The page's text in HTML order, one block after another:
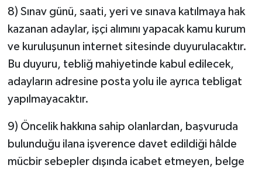
8) Sınav günü, saati, yeri ve sınava katılmaya hak
kazanan adaylar, işçi alımını yapacak kamu kurum
ve kuruluşunun internet sitesinde duyurulacaktır.
Bu duyuru, tebliğ mahiyetinde kabul edilecek,
adayların adresine posta yolu ile ayrıca tebligat
yapılmayacaktır.
9) Öncelik hakkına sahip olanlardan, başvuruda
bulunduğu ilana işverence davet edildiği hâlde
mücbir sebepler dışında icabet etmeyen, belge